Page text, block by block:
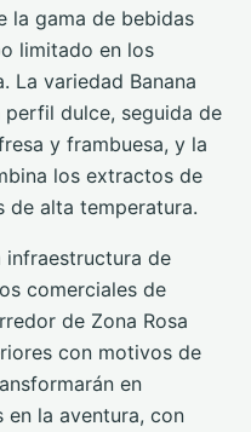
la gama de bebidas
limitado en los
La variedad Banana
perfil dulce, seguida de
y frambuesa, y la
los extractos de
de alta temperatura.
infraestructura de
comerciales de
de Zona Rosa
con motivos de
en
en la aventura, con